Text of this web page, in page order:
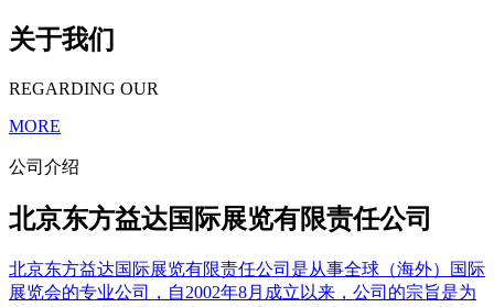
关于我们
REGARDING OUR
MORE
公司介绍
北京东方益达国际展览有限责任公司
北京东方益达国际展览有限责任公司是从事全球（海外）国际
展览会的专业公司，自2002年8月成立以来，公司的宗旨是为